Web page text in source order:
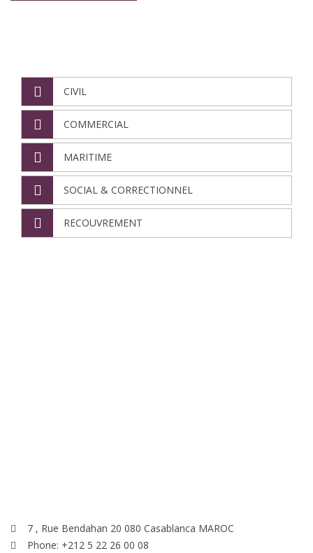
CIVIL
COMMERCIAL
MARITIME
SOCIAL & CORRECTIONNEL
RECOUVREMENT
7 , Rue Bendahan 20 080 Casablanca MAROC
Phone: +212 5 22 26 00 08